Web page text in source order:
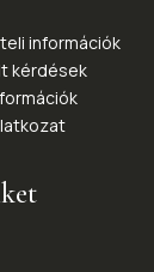
információk
kérdések